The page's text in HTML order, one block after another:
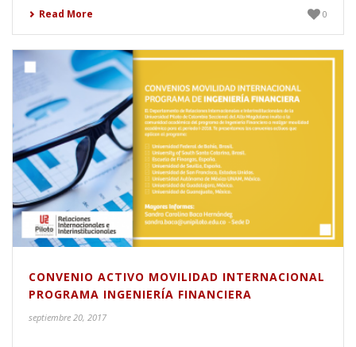
Read More 0
CONVENIO ACTIVO MOVILIDAD INTERNACIONAL
PROGRAMA INGENIERÍA FINANCIERA
septiembre 20, 2017